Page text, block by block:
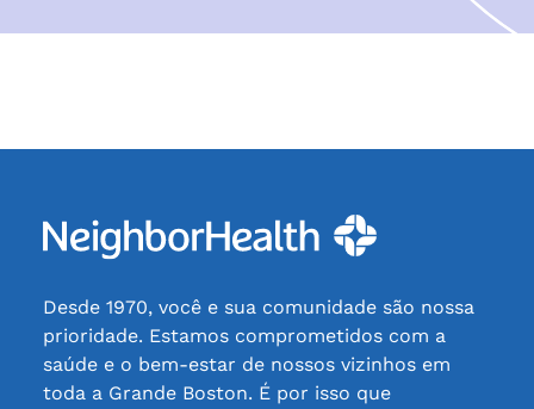
Desde 1970, você e sua comunidade são nossa
prioridade. Estamos comprometidos com a
saúde e o bem-estar de nossos vizinhos em
toda a Grande Boston. É por isso que